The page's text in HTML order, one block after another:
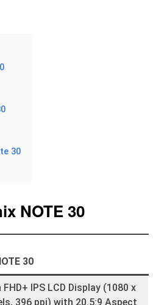
30
NOTE 30
30
IPS LCD Display (1080 x
396 ppi) with 20.5:9 Aspect